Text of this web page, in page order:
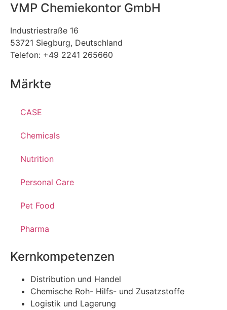
VMP Chemiekontor GmbH
Industriestraße 16
53721 Siegburg, Deutschland
Telefon: +49 2241 265660
Märkte
CASE
Chemicals
Nutrition
Personal Care
Pet Food
Pharma
Kernkompetenzen
Distribution und Handel
Chemische Roh- Hilfs- und Zusatzstoffe
Logistik und Lagerung